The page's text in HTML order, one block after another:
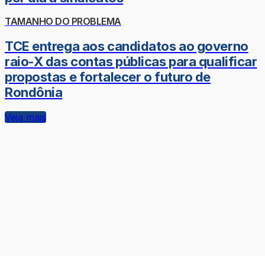
TAMANHO DO PROBLEMA
TCE entrega aos candidatos ao governo
raio-X das contas públicas para qualificar
propostas e fortalecer o futuro de
Rondônia
Veja mais